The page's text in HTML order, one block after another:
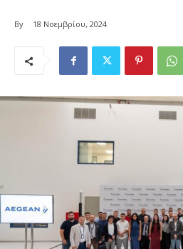
By 18 Νοεμβρίου, 2024